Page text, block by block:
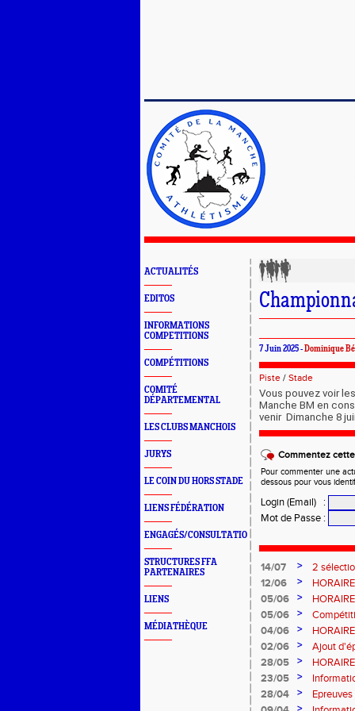
ACTUALITÉS
EDITOS
INFORMATIONS
COMPETITIONS
COMPÉTITIONS
COMITÉ
DÉPARTEMENTAL
LES CLUBS MANCHOIS
JURYS
LE COIN DU HORS STADE
LIENS FÉDÉRATION
ENGAGÉS/CONSULTATION
STRUCTURES FFA
PARTENAIRES
LIENS
MÉDIATHÈQUE
7 Juin 2025 -Dominique
Piste / Stade
Vous pouvez voir
Manche BM en
venir Dimanche 8
Commentez
Pour commenter une
dessous pour vous
Login (Email)
:
Mot de Passe :
14/07 >
2
12/06
>
05/06
>
05/06
>
04/06
>
02/06
>
Ajout
28/05
>
SAINT-
23/05 >
28/04
>